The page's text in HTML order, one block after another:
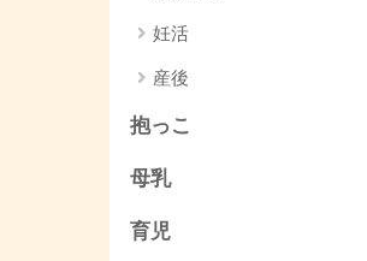
妊活
産後
抱っこ
母乳
育児